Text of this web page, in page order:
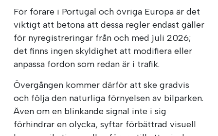
För förare i Portugal och övriga Europa är det
viktigt att betona att dessa regler endast gäller
för nyregistreringar från och med juli 2026;
det finns ingen skyldighet att modifiera eller
anpassa fordon som redan är i trafik.
Övergången kommer därför att ske gradvis
och följa den naturliga förnyelsen av bilparken.
Även om en blinkande signal inte i sig
förhindrar en olycka, syftar förbättrad visuell